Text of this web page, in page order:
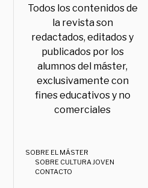
Todos los contenidos de
la revista son
redactados, editados y
publicados por los
alumnos del máster,
exclusivamente con
fines educativos y no
comerciales
SOBRE EL MÁSTER
SOBRE CULTURA JOVEN
CONTACTO